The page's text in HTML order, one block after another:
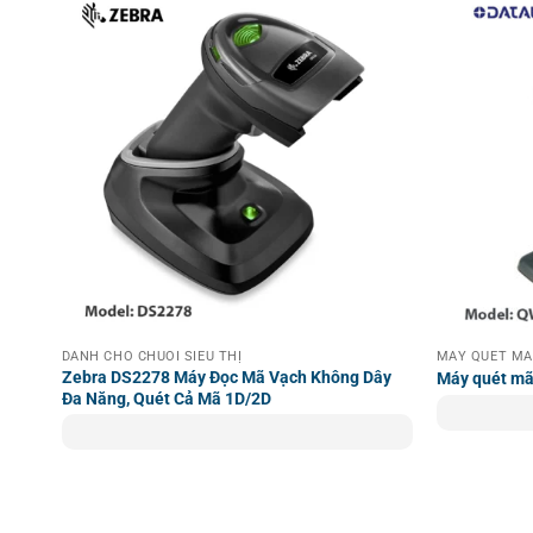
Tìm hiểu thêm và đặt hàng
Để lựa chọn các giải phápMáy Quét Mã Vạch |
chuyên gia tại Vincode. Ngoài ra, đừng quên ghé thăm
hơn trước khi quyết định đầu tư.
Honeywell Vuquest 3330g là lựa chọn tối ưu cho các
DÀNH CHO CHUỖI SIÊU THỊ
Zebra DS2278 Máy Đọc Mã Vạch Không Dây
Đa Năng, Quét Cả Mã 1D/2D
MÁY QUÉT
Máy quét